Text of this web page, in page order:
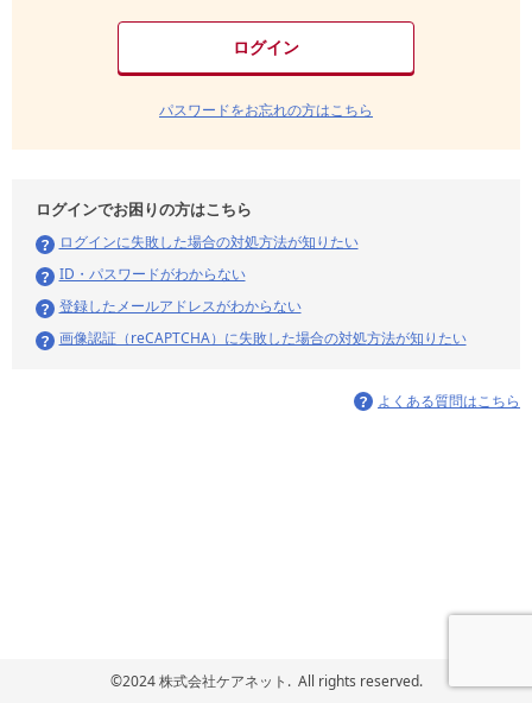
パスワードをお忘れの方はこちら
ログインでお困りの方はこちら
ログインに失敗した場合の対処方法が知りたい
ID・パスワードがわからない
登録したメールアドレスがわからない
画像認証（reCAPTCHA）に失敗した場合の対処方法が知りたい
よくある質問はこちら
©2024 株式会社ケアネット. All rights reserved.